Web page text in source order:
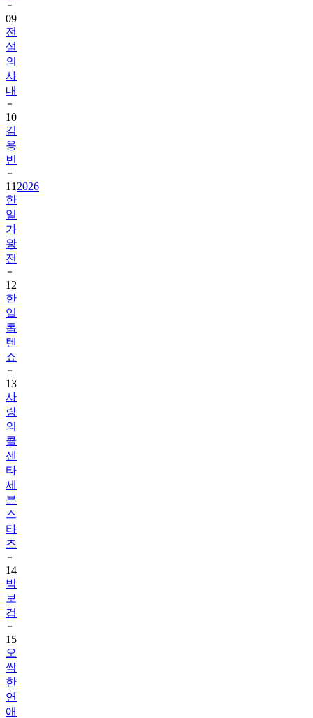
09
전
설
의
사
내
10
김
용
빈
11 2026
한
일
가
왕
전
12
한
일
톱
텐
쇼
13
사
랑
의
콜
센
타
세
븐
스
타
즈
14
박
보
검
15
오
싹
한
연
애